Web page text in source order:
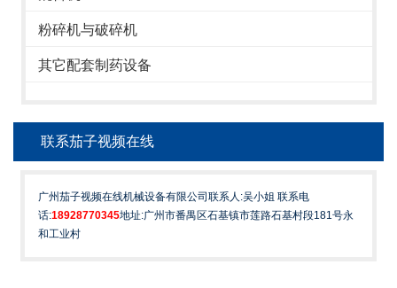
粉碎机与破碎机
其它配套制药设备
联系茄子视频在线
广州茄子视频在线机械设备有限公司联系人:吴小姐 联系电
话:18928770345地址:广州市番禺区石基镇市莲路石基村段181号永
和工业村